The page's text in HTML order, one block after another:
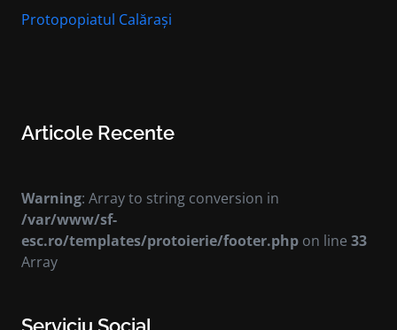
Protopopiatul Calărași
Articole Recente
Warning: Array to string conversion in
/var/www/sf-
esc.ro/templates/protoierie/footer.php on line 33
Array